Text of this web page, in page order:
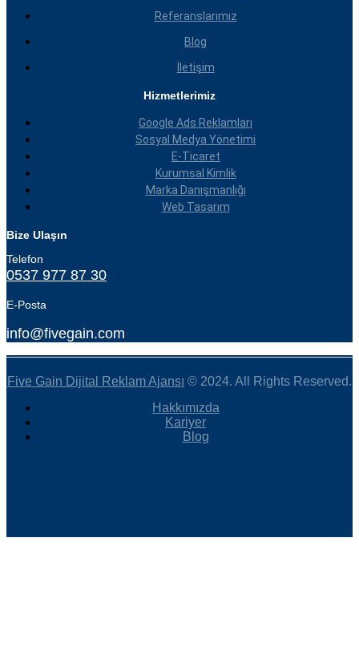
Referanslarımız
Blog
İletişim
Hizmetlerimiz
Google Ads Reklamları
Sosyal Medya Yönetimi
E-Ticaret
Kurumsal Kimlik
Marka Danışmanlığı
Web Tasarım
Bize Ulaşın
Telefon
0537 977 87 30
E-Posta
info@fivegain.com
Five Gain Dijital Reklam Ajansı © 2024. All Rights Reserved.
Hakkımızda
Kariyer
Blog